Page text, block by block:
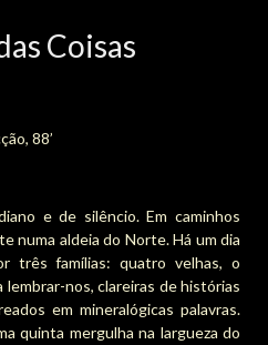
Coisas
88’
e de silêncio. Em caminhos
numa aldeia do Norte. Há um dia
três famílias: quatro velhas, o
lembrar-nos, clareiras de histórias
em mineralógicas palavras.
quinta mergulha na largueza do